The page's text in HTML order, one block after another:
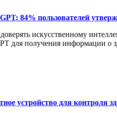
84% пользователей
искусственному
получения информации о
устройство для контроля